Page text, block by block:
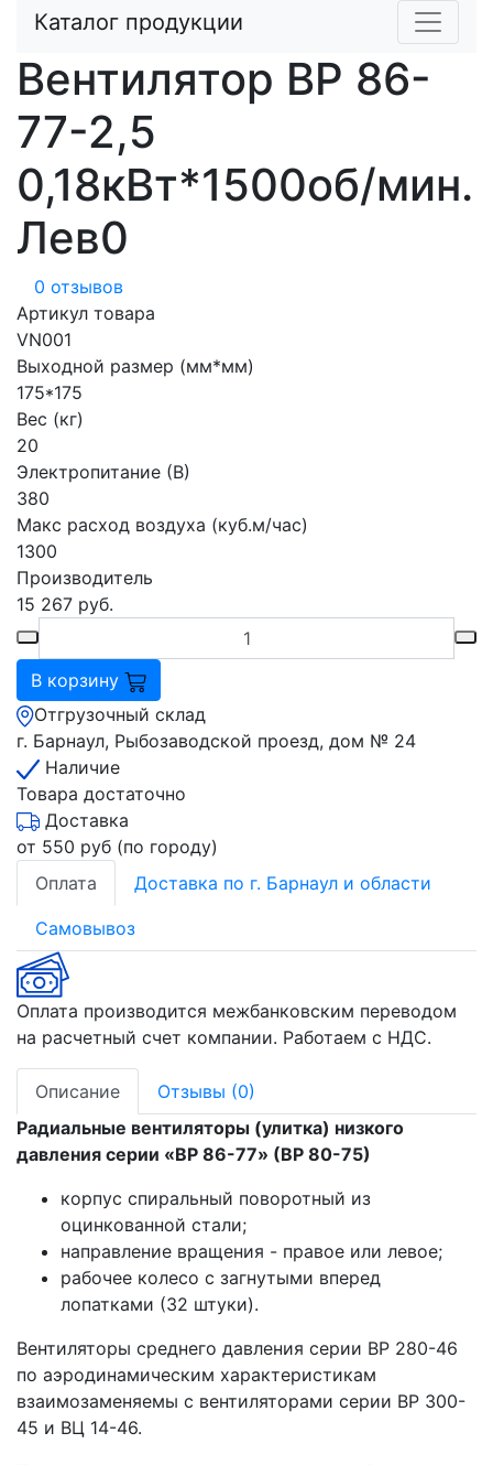
Вентилятор ВР 86-
77-2,5
0,18кВт*1500об/мин.
Лев0
0 отзывов
Артикул товара
VN001
Выходной размер (мм*мм)
175*175
Вес (кг)
20
Электропитание (В)
380
Макс расход воздуха (куб.м/час)
1300
Производитель
15 267 руб.
В корзину
Отгрузочный склад
г. Барнаул, Рыбозаводской проезд, дом № 24
Наличие
Товара достаточно
Доставка
от 550 руб (по городу)
Оплата
Доставка по г. Барнаул и области
Самовывоз
Оплата производится межбанковским переводом
на расчетный счет компании. Работаем с НДС.
Описание
Отзывы (0)
Радиальные вентиляторы (улитка) низкого
давления серии «ВР 86-77» (ВР 80-75)
корпус спиральный поворотный из
оцинкованной стали;
направление вращения - правое или левое;
рабочее колесо с загнутыми вперед
лопатками (32 штуки).
Вентиляторы среднего давления серии ВР 280-46
по аэродинамическим характеристикам
взаимозаменяемы с вентиляторами серии ВР 300-
45 и ВЦ 14-46.
Каталог продукции